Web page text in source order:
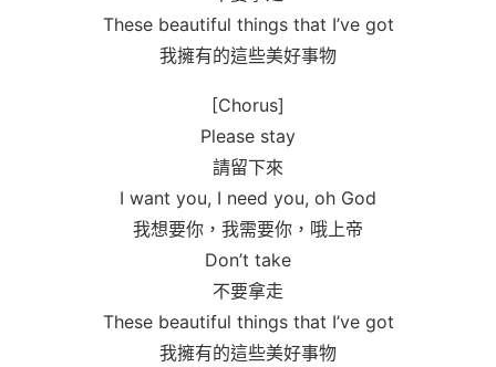
These beautiful things that I’ve got
我擁有的這些美好事物
[Chorus]
Please stay
請留下來
I want you, I need you, oh God
我想要你，我需要你，哦上帝
Don’t take
不要拿走
These beautiful things that I’ve got
我擁有的這些美好事物